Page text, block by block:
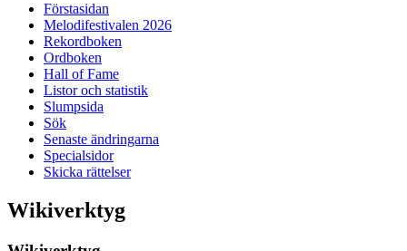
Förstasidan
Melodifestivalen 2026
Rekordboken
Ordboken
Hall of Fame
Listor och statistik
Slumpsida
Sök
Senaste ändringarna
Specialsidor
Skicka rättelser
Wikiverktyg